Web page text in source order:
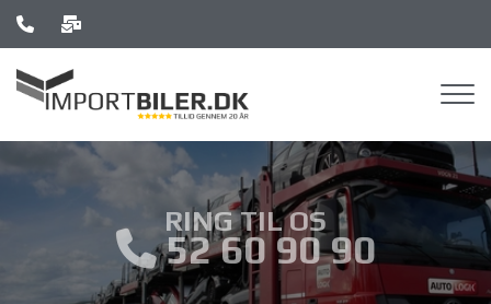
Skip
to
main
content
RING TIL OS
52 60 90 90